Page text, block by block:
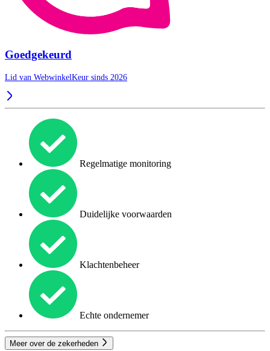
Goedgekeurd
Lid van WebwinkelKeur sinds 2026
Regelmatige monitoring
Duidelijke voorwaarden
Klachtenbeheer
Echte ondernemer
Meer over de zekerheden